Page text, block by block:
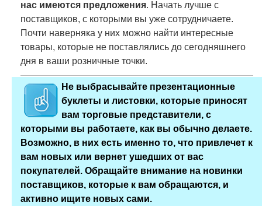
нас имеются предложения. Начать лучше с
поставщиков, с которыми вы уже сотрудничаете.
Почти наверняка у них можно найти интересные
товары, которые не поставлялись до сегодняшнего
дня в ваши розничные точки.
Не выбрасывайте презентационные
буклеты и листовки, которые приносят
вам торговые представители, с
которыми вы работаете, как вы обычно делаете.
Возможно, в них есть именно то, что привлечет к
вам новых или вернет ушедших от вас
покупателей. Обращайте внимание на новинки
поставщиков, которые к вам обращаются, и
активно ищите новых сами.